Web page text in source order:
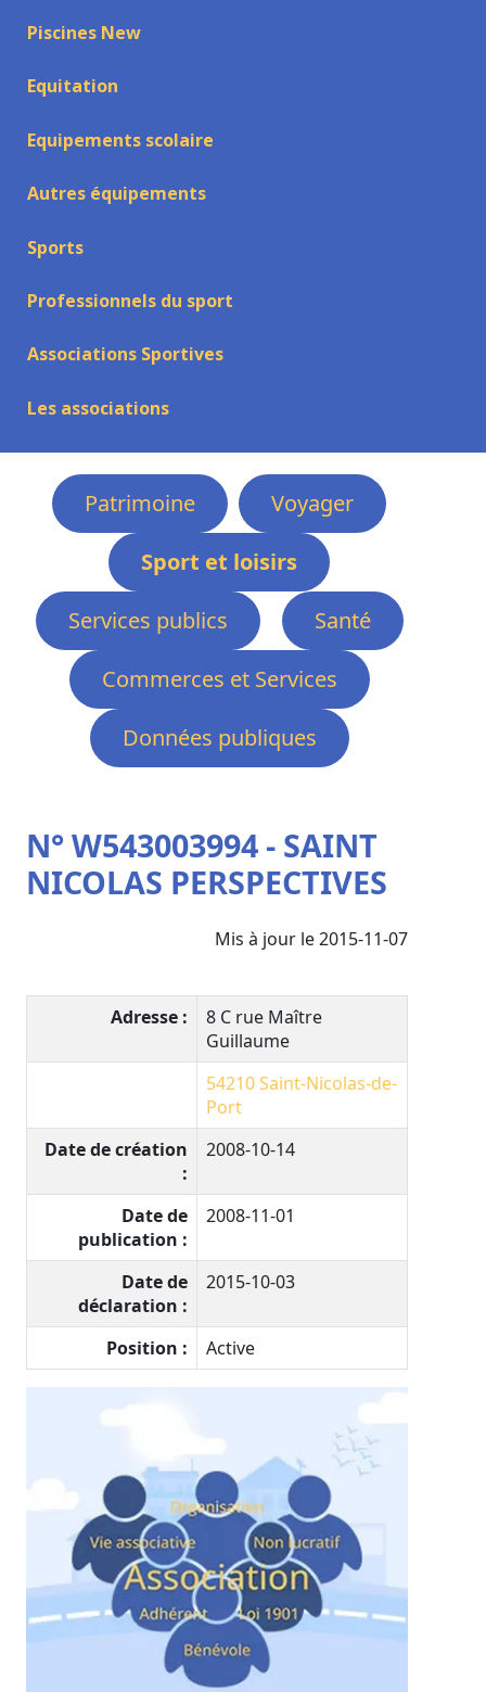
Piscines New
Equitation
Equipements scolaire
Autres équipements
Sports
Professionnels du sport
Associations Sportives
Les associations
Patrimoine
Voyager
Sport et loisirs
Services publics
Santé
Commerces et Services
Données publiques
N° W543003994 - SAINT
NICOLAS PERSPECTIVES
Mis à jour le 2015-11-07
Adresse :
8 C rue Maître
Guillaume
54210Saint-Nicolas-de-
Port
Date de création
:
2008-10-14
Date de
publication :
2008-11-01
Date de
déclaration :
2015-10-03
Position : Active